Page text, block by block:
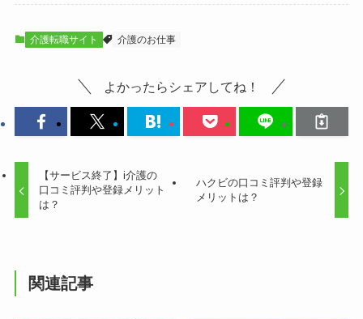
介護転職サイト 介護のお仕事
よかったらシェアしてね！
【サービス終了】i介護の
口コミ評判や登録メリット
は？
ハクビの口コミ評判や登録
メリットは？
関連記事